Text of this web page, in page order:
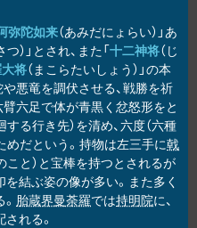
弥陀如来（あみだにょらい）」あ
）」とされ、また「十二神将（じ
将（まこらたいしょう）」の本
悪竜を調伏させる、戦勝を祈
六足で体が青黒く忿怒形をと
る行き先）を清め、六度（六種
めだという。持物は左三手に戟
こと）と宝棒を持つとされるが
結ぶ姿の像が多い。また多く
胎蔵界曼荼羅では持明院に、
れる。